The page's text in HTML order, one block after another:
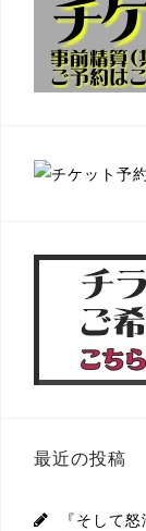
最近の投稿
『そして